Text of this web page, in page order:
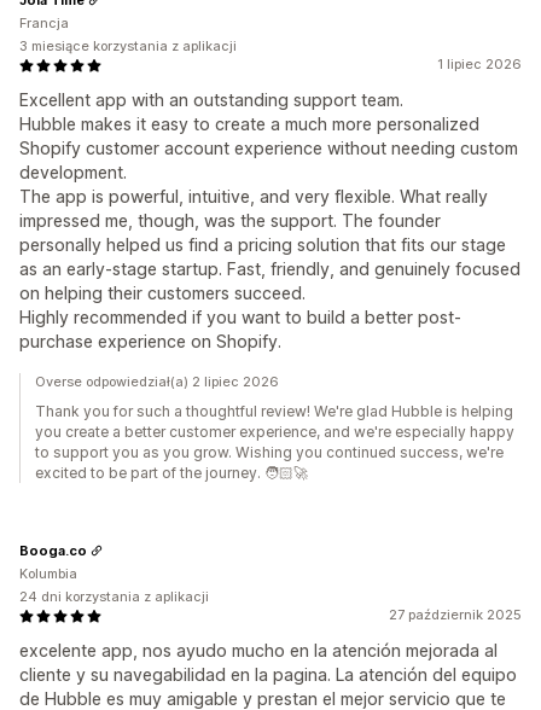
1 lipiec 2026
Excellent app with an outstanding support team.
Hubble makes it easy to create a much more personalized
Shopify customer account experience without needing custom
development.
The app is powerful, intuitive, and very flexible. What really
impressed me, though, was the support. The founder
personally helped us find a pricing solution that fits our stage
as an early-stage startup. Fast, friendly, and genuinely focused
on helping their customers succeed.
Highly recommended if you want to build a better post-
purchase experience on Shopify.
Francja
3 miesiące korzystania z aplikacji
Overse odpowiedział(a) 2 lipiec 2026
Thank you for such a thoughtful review! We're glad Hubble is helping
you create a better customer experience, and we're especially happy
to support you as you grow. Wishing you continued success, we're
excited to be part of the journey. 🧑🏻‍🚀
27 październik 2025
excelente app, nos ayudo mucho en la atención mejorada al
cliente y su navegabilidad en la pagina. La atención del equipo
de Hubble es muy amigable y prestan el mejor servicio que te
Booga.co
Kolumbia
24 dni korzystania z aplikacji